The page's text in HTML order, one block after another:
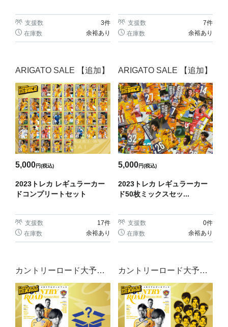
支援数 3件
在庫数
余裕あり
支援数 7件
在庫数
余裕あり
ARIGATO SALE 【追加】
5,000円(税込)
2023トレカ レギュラーカー
ドコンプリートセット
支援数 17件
在庫数
余裕あり
ARIGATO SALE 【追加】
5,000円(税込)
2023トレカ レギュラーカー
ド50枚ミックスセッ...
支援数 0件
在庫数
余裕あり
カントリーロード大予約
会
カントリーロード大予約
会